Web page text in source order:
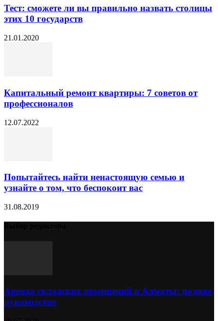
Тест: сможете ли вы правильно назвать столицы
этих 10 государств
21.01.2020
Капитальный ремонт квартиры: 7 советов от
профессионалов
12.07.2022
Попытайтесь найти ненастоящую семью и
узнайте о том, что беспокоит вас
31.08.2019
Аренда складских помещений в Алматы: полное
руководство